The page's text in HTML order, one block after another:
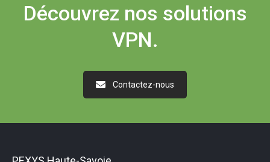
Découvrez nos solutions
VPN.
Contactez-nous